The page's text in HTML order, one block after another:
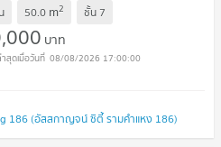
50.0 m2 ชั้น 7
บาท
08/08/2026 17:00:00
186 (อัสสกาญจน์ ซิตี้ รามคำแหง 186)